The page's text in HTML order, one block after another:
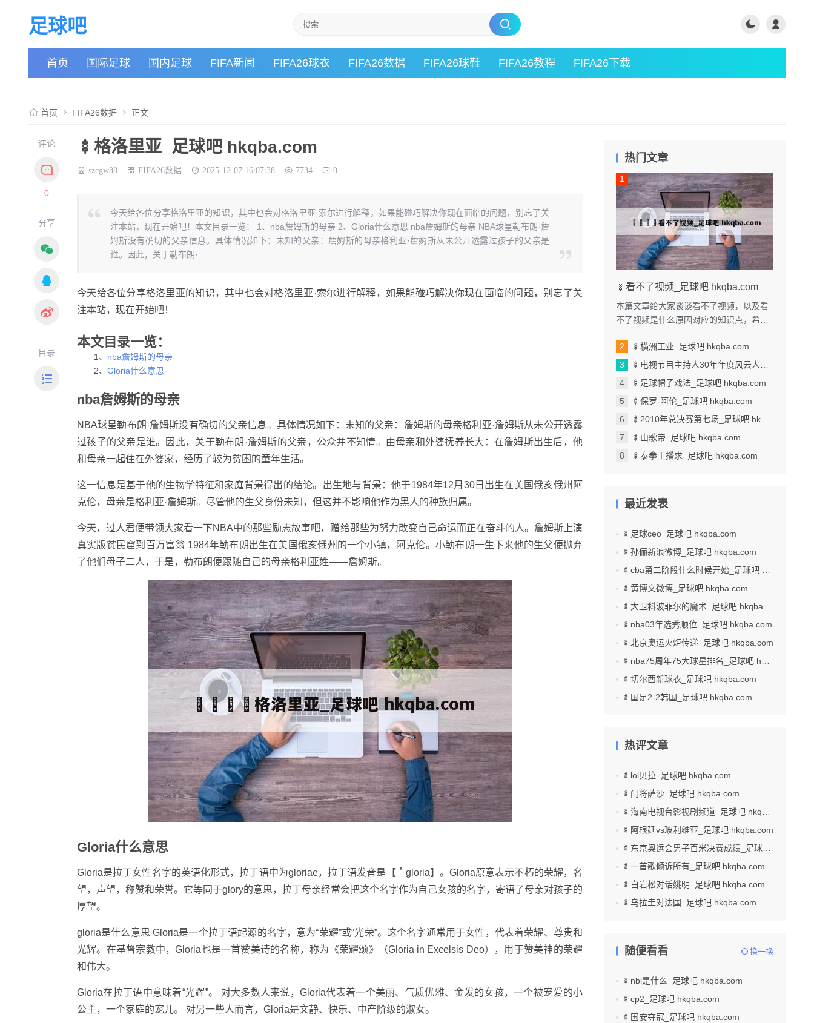
足球吧
首页 国际足球 国内足球 FIFA新闻 FIFA26球衣 FIFA26数据 FIFA26球鞋 FIFA26教程 FIFA26下载
首页 FIFA26数据 正文
评论
0
分享
目录
🍢格洛里亚_足球吧 hkqba.com
szcgw88 FIFA26数据 2025-12-07 16:07:38 7734 0
今天给各位分享格洛里亚的知识，其中也会对格洛里亚·索尔进行解释，如果能碰巧解决你现在面临的问题，别忘了关
注本站，现在开始吧！本文目录一览： 1、nba詹姆斯的母亲 2、Gloria什么意思 nba詹姆斯的母亲 NBA球星勒布朗·詹
姆斯没有确切的父亲信息。具体情况如下：未知的父亲：詹姆斯的母亲格利亚·詹姆斯从未公开透露过孩子的父亲是
谁。因此，关于勒布朗·...
今天给各位分享格洛里亚的知识，其中也会对格洛里亚·索尔进行解释，如果能碰巧解决你现在面临的问题，别忘了关
注本站，现在开始吧！
本文目录一览：
1、 nba詹姆斯的母亲
2、 Gloria什么意思
nba詹姆斯的母亲
NBA球星勒布朗·詹姆斯没有确切的父亲信息。具体情况如下：未知的父亲：詹姆斯的母亲格利亚·詹姆斯从未公开透露
过孩子的父亲是谁。因此，关于勒布朗·詹姆斯的父亲，公众并不知情。由母亲和外婆抚养长大：在詹姆斯出生后，他
和母亲一起住在外婆家，经历了较为贫困的童年生活。
这一信息是基于他的生物学特征和家庭背景得出的结论。出生地与背景：他于1984年12月30日出生在美国俄亥俄州阿
克伦，母亲是格利亚·詹姆斯。尽管他的生父身份未知，但这并不影响他作为黑人的种族归属。
今天，过人君便带领大家看一下NBA中的那些励志故事吧，赠给那些为努力改变自己命运而正在奋斗的人。詹姆斯上演
真实版贫民窟到百万富翁 1984年勒布朗出生在美国俄亥俄州的一个小镇，阿克伦。小勒布朗一生下来他的生父便抛弃
了他们母子二人，于是，勒布朗便跟随自己的母亲格利亚姓——詹姆斯。
Gloria什么意思
Gloria是拉丁女性名字的英语化形式，拉丁语中为gloriae，拉丁语发音是【＇gloria】。Gloria原意表示不朽的荣耀，名
望，声望，称赞和荣誉。它等同于glory的意思，拉丁母亲经常会把这个名字作为自己女孩的名字，寄语了母亲对孩子的
厚望。
gloria是什么意思 Gloria是一个拉丁语起源的名字，意为“荣耀”或“光荣”。这个名字通常用于女性，代表着荣耀、尊贵和
光辉。在基督宗教中，Gloria也是一首赞美诗的名称，称为《荣耀颂》（Gloria in Excelsis Deo），用于赞美神的荣耀
和伟大。
Gloria在拉丁语中意味着“光辉”。 对大多数人来说，Gloria代表着一个美丽、气质优雅、金发的女孩，一个被宠爱的小
公主，一个家庭的宠儿。 对另一些人而言，Gloria是文静、快乐、中产阶级的淑女。
热门文章
🍢看不了视频_足球吧 hkqba.com
本篇文章给大家谈谈看不了视频，以及看
不了视频是什么原因对应的知识点，希望
本文目录一览： 1、我手机...
🍢横洲工业_足球吧 hkqba.com
🍢电视节目主持人30年年度风云人物_足球吧 hkqba.com
🍢足球帽子戏法_足球吧 hkqba.com
🍢保罗-阿伦_足球吧 hkqba.com
🍢2010年总决赛第七场_足球吧 hkqba.com
🍢山歌帝_足球吧 hkqba.com
🍢泰拳王播求_足球吧 hkqba.com
最近发表
🍢足球ceo_足球吧 hkqba.com
🍢孙俪新浪微博_足球吧 hkqba.com
🍢cba第二阶段什么时候开始_足球吧 hkqba.com
🍢黄博文微博_足球吧 hkqba.com
🍢大卫科波菲尔的魔术_足球吧 hkqba.com
🍢nba03年选秀顺位_足球吧 hkqba.com
🍢北京奥运火炬传递_足球吧 hkqba.com
🍢nba75周年75大球星排名_足球吧 hkqba.com
🍢切尔西新球衣_足球吧 hkqba.com
🍢国足2-2韩国_足球吧 hkqba.com
热评文章
🍢lol贝拉_足球吧 hkqba.com
🍢门将萨沙_足球吧 hkqba.com
🍢海南电视台影视剧频道_足球吧 hkqba.com
🍢阿根廷vs玻利维亚_足球吧 hkqba.com
🍢东京奥运会男子百米决赛成绩_足球吧 hkqba.com
🍢一首歌倾诉所有_足球吧 hkqba.com
🍢白岩松对话姚明_足球吧 hkqba.com
🍢乌拉圭对法国_足球吧 hkqba.com
随便看看 换一换
🍢nbl是什么_足球吧 hkqba.com
🍢cp2_足球吧 hkqba.com
🍢国安夺冠_足球吧 hkqba.com